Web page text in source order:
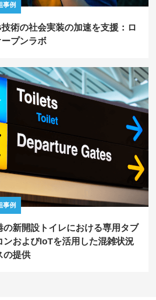
事例
術の社会実装の加速を支援：ロ
プンラボ
事例
の新開設トイレにおける専用タブ
ンおよびIoTを活用した混雑状況
の提供